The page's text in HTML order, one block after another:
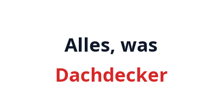
Alles, was
Dachdecker